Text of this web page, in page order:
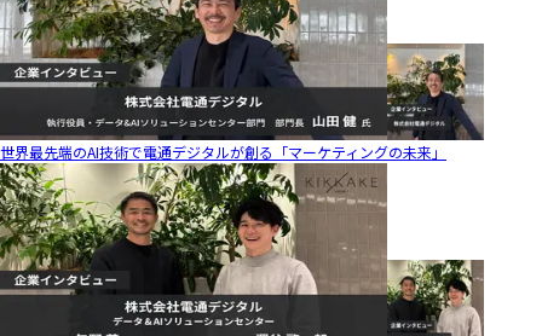
世界最先端のAI技術で電通デジタルが創る「マーケティングの未来」